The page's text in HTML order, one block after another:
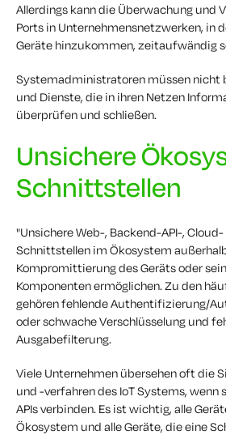
Allerdings kann die Überwachung und
Ports in Unternehmensnetzwerken, in
Geräte hinzukommen, zeitaufwändig
Systemadministratoren müssen nicht
und Dienste, die in ihren Netzen
überprüfen und schließen.
Unsichere
Schnittstellen
"Unsichere Web-, Backend-API-,
Schnittstellen im Ökosystem
Kompromittierung des Geräts oder
Komponenten ermöglichen. Zu den
gehören fehlende Authentifizierung/
oder schwache Verschlüsselung und
Ausgabefilterung.
Viele Unternehmen übersehen oft die
und -verfahren des IoT Systems,
APIs verbinden. Es ist wichtig, alle
Ökosystem und alle Geräte, die eine